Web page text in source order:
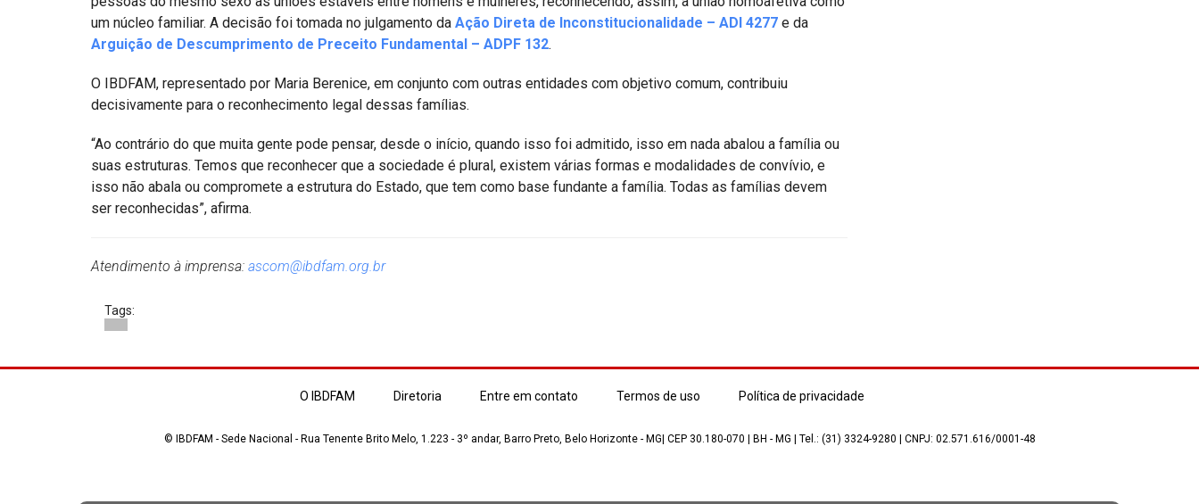
um núcleo familiar. A decisão foi tomada no julgamento da Ação Direta de Inconstitucionalidade – ADI 4277 e da
Arguição de Descumprimento de Preceito Fundamental – ADPF 132.
O IBDFAM, representado por Maria Berenice, em conjunto com outras entidades com objetivo comum, contribuiu
decisivamente para o reconhecimento legal dessas famílias.
“Ao contrário do que muita gente pode pensar, desde o início, quando isso foi admitido, isso em nada abalou a família ou
suas estruturas. Temos que reconhecer que a sociedade é plural, existem várias formas e modalidades de convívio, e
isso não abala ou compromete a estrutura do Estado, que tem como base fundante a família. Todas as famílias devem
ser reconhecidas”, afirma.
Atendimento à imprensa: ascom@ibdfam.org.br
Tags:
O IBDFAM Diretoria Entre em contato Termos de uso Política de privacidade
© IBDFAM - Sede Nacional - Rua Tenente Brito Melo, 1.223 - 3º andar, Barro Preto, Belo Horizonte - MG| CEP 30.180-070 | BH - MG | Tel.: (31) 3324-9280 | CNPJ: 02.571.616/0001-48